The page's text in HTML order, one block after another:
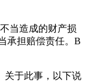
当造成的财产损
承担赔偿责任。B
关于此事，以下说